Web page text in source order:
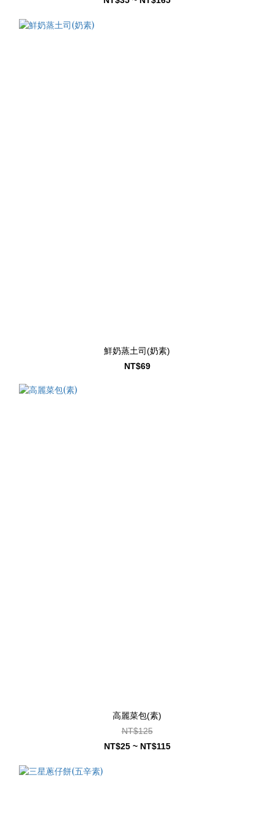
鮮奶蒸土司(奶素)
NT$69
高麗菜包(素)
NT$125
NT$25 ~ NT$115